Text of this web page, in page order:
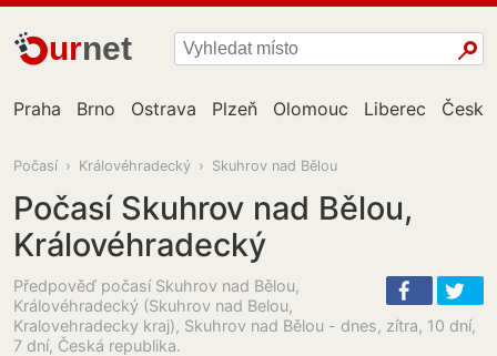
urnet
Praha Brno Ostrava Plzeň Olomouc Liberec
Počasí › Královéhradecký › Skuhrov nad Bělou
Počasí Skuhrov nad Bělou,
Královéhradecký
Předpověď počasí Skuhrov nad Bělou,
Královéhradecký (Skuhrov nad Belou,
Kralovehradecky kraj), Skuhrov nad Bělou - dnes, zítra, 10 dní,
7 dní, Česká republika.